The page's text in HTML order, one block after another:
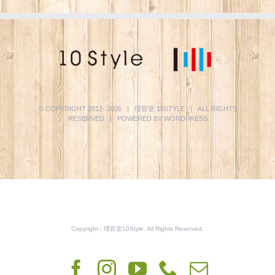
© COPYRIGHT 2012- 2026 | 理容室 10STYLE| ALL RIGHTS
RESERVED | POWERED BY WORDPRESS
Copyright : 理容室10Style. All Rights Reserved.
Facebook
Instagram
YouTube
Phone
電